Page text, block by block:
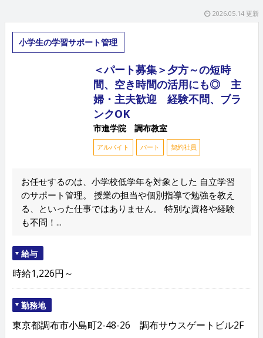
2026.05.14 更新
小学生の学習サポート管理
＜パート募集＞夕方～の短時
間、空き時間の活用にも◎ 主
婦・主夫歓迎 経験不問、ブラ
ンクOK
市進学院 調布教室
アルバイト パート 契約社員
お任せするのは、小学校低学年を対象とした 自立学習
のサポート管理。 授業の担当や個別指導で勉強を教え
る、といった仕事ではありません。 特別な資格や経験
も不問！...
給与
時給1,226円～
勤務地
東京都調布市小島町2-48-26 調布サウスゲートビル2F